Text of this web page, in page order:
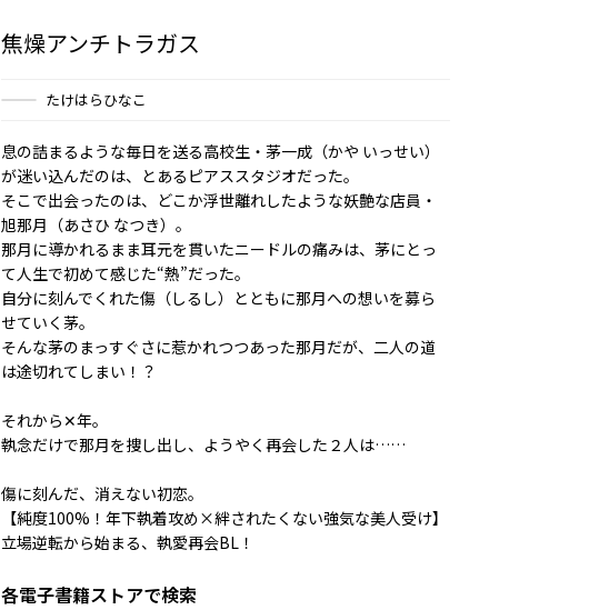
焦燥アンチトラガス
たけはらひなこ
息の詰まるような毎日を送る高校生・茅一成（かや いっせい）
が迷い込んだのは、とあるピアススタジオだった。
そこで出会ったのは、どこか浮世離れしたような妖艶な店員・
旭那月（あさひ なつき）。
那月に導かれるまま耳元を貫いたニードルの痛みは、茅にとっ
て人生で初めて感じた“熱”だった。
自分に刻んでくれた傷（しるし）とともに那月への想いを募ら
せていく茅。
そんな茅のまっすぐさに惹かれつつあった那月だが、二人の道
は途切れてしまい――！？
それから✕年――。
執念だけで那月を捜し出し、ようやく再会した２人は……
傷に刻んだ、消えない初恋。
【純度100%！年下執着攻め×絆されたくない強気な美人受け】
立場逆転から始まる、執愛再会BL！
各電子書籍ストアで検索